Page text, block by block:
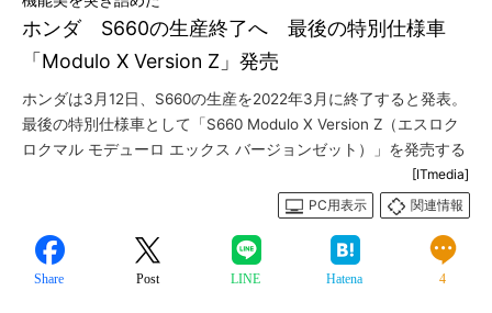
ホンダ S660の生産終了へ 最後の特別仕様車
「Modulo X Version Z」発売
ホンダは3月12日、S660の生産を2022年3月に終了すると発表。
最後の特別仕様車として「S660 Modulo X Version Z（エスロク
ロクマル モデューロ エックス バージョンゼット）」を発売する
[ITmedia]
PC用表示
関連情報
Share Post LINE Hatena 4